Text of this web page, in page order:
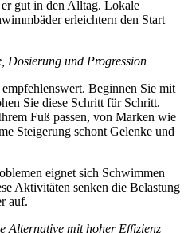
er gut in den Alltag. Lokale
erleichtern den Start
Dosierung und Progression
Beginnen Sie mit
Sie diese Schritt für Schritt.
Fuß passen, von Marken wie
Steigerung schont Gelenke und
eignet sich Schwimmen
Aktivitäten senken die Belastung
auf.
Alternative mit hoher Effizienz